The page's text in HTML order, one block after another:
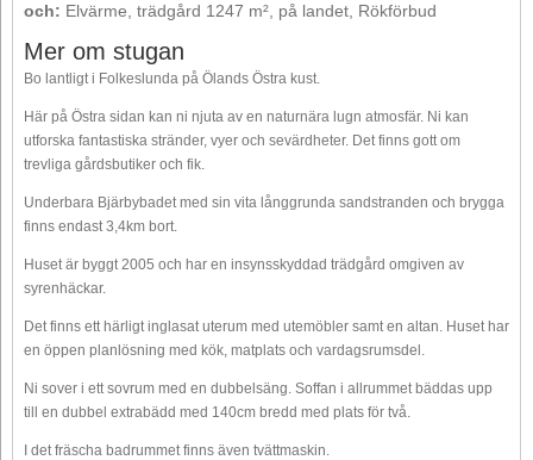
och: Elvärme, trädgård 1247 m², på landet, Rökförbud
Mer om stugan
Bo lantligt i Folkeslunda på Ölands Östra kust.
Här på Östra sidan kan ni njuta av en naturnära lugn atmosfär. Ni kan
utforska fantastiska stränder, vyer och sevärdheter. Det finns gott om
trevliga gårdsbutiker och fik.
Underbara Bjärbybadet med sin vita långgrunda sandstranden och brygga
finns endast 3,4km bort.
Huset är byggt 2005 och har en insynsskyddad trädgård omgiven av
syrenhäckar.
Det finns ett härligt inglasat uterum med utemöbler samt en altan. Huset har
en öppen planlösning med kök, matplats och vardagsrumsdel.
Ni sover i ett sovrum med en dubbelsäng. Soffan i allrummet bäddas upp
till en dubbel extrabädd med 140cm bredd med plats för två.
I det fräscha badrummet finns även tvättmaskin.